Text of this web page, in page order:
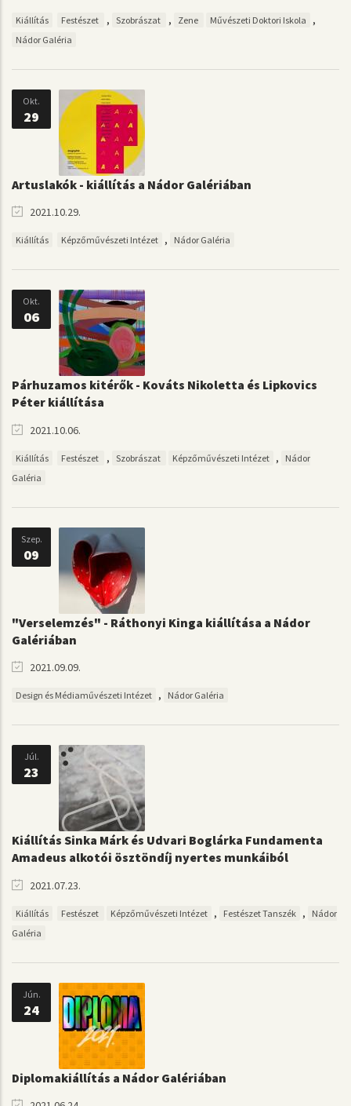
Kiállítás Festészet , Szobrászat , Zene Művészeti Doktori Iskola ,
Nádor Galéria
Okt.
29
Artuslakók - kiállítás a Nádor Galériában
2021.10.29.
Kiállítás Képzőművészeti Intézet , Nádor Galéria
Okt.
06
Párhuzamos kitérők - Kováts Nikoletta és Lipkovics
Péter kiállítása
2021.10.06.
Kiállítás Festészet , Szobrászat Képzőművészeti Intézet ,
Nádor
Galéria
Szep.
09
"Verselemzés" - Ráthonyi Kinga kiállítása a Nádor
Galériában
2021.09.09.
Design és Médiaművészeti Intézet , Nádor Galéria
Júl.
23
Kiállítás Sinka Márk és Udvari Boglárka Fundamenta
Amadeus alkotói ösztöndíj nyertes munkáiból
2021.07.23.
Kiállítás Festészet Képzőművészeti Intézet , Festészet Tanszék ,
Nádor
Galéria
Jún.
24
Diplomakiállítás a Nádor Galériában